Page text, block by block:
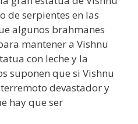
de serpientes en las
algunos brahmanes
mantener a Vishnu
con leche y la
suponen que si Vishnu
devastador y
hay que ser